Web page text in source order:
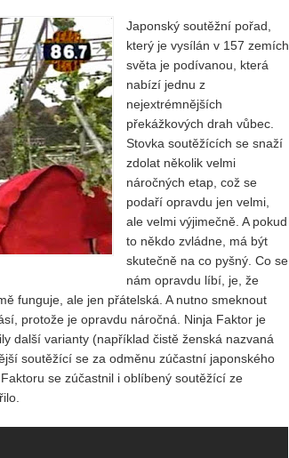
Japonský soutěžní pořad,
který je vysílán v 157 zemích
světa je podívanou, která
nabízí jednu z
nejextrémnějších
překážkových drah vůbec.
Stovka soutěžících se snaží
zdolat několik velmi
náročných etap, což se
podaří opravdu jen velmi,
ale velmi výjimečně. A pokud
to někdo zvládne, má být
skutečně na co pyšný. Co se
nám opravdu líbí, je, že
funguje, ale jen přátelská. A nutno smeknout
protože je opravdu náročná. Ninja Faktor je
další varianty (například čistě ženská nazvaná
soutěžící se za odměnu zúčastní japonského
se zúčastnil i oblíbený soutěžící ze